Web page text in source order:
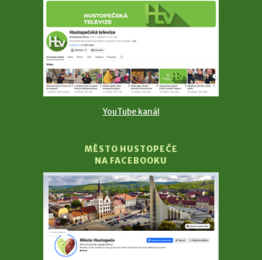
YouTube kanál
MĚSTO HUSTOPEČE
NA FACEBOOKU